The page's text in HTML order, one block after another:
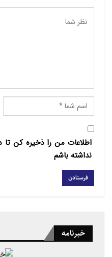
غالباً توسط خبرها دامن
اطلاعات من را ذخیره کن تا
نداشته باشم
خبرنامه